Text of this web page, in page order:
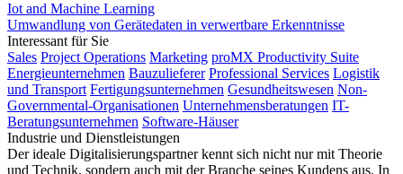
Iot and Machine Learning
Umwandlung von Gerätedaten in verwertbare Erkenntnisse
Interessant für Sie
Sales Project Operations Marketing proMX Productivity Suite
Energieunternehmen Bauzulieferer Professional Services Logistik
und Transport Fertigungsunternehmen Gesundheitswesen Non-
Governmental-Organisationen Unternehmensberatungen IT-
Beratungsunternehmen Software-Häuser
Industrie und Dienstleistungen
Der ideale Digitalisierungspartner kennt sich nicht nur mit Theorie
und Technik, sondern auch mit der Branche seines Kundens aus. In